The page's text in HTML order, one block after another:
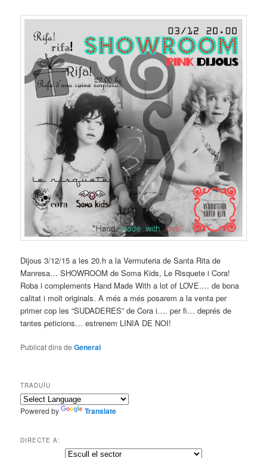
Dijous 3/12/15 a les 20.h a la Vermuteria de Santa Rita de
Manresa… SHOWROOM de Soma Kids, Le Risquete i Cora!
Roba i complements Hand Made With a lot of LOVE…. de bona
calitat i molt originals. A més a més posarem a la venta per
primer cop les “SUDADERES” de Cora i…. per fi… deprés de
tantes peticions… estrenem LINIA DE NOI!
Publicat dins de General
TRADUÏU
Powered by Translate
DIRECTE A: